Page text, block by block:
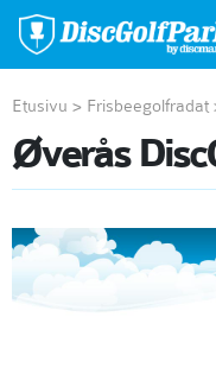
Etusivu > Frisbeegolfradat
Øverås